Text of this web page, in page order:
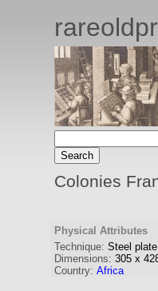
Colonies
Physical Attributes
Technique: Steel
Dimensions: 305 x
Country: Africa